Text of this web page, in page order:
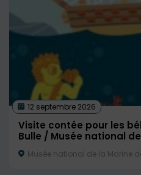
12 septembre 2026
Visite contée pour les
Bulle / Musée national
Musée national de la Marine